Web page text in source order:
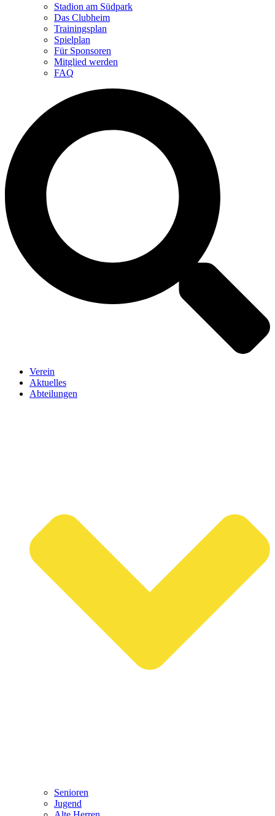
Stadion am Südpark
Das Clubheim
Trainingsplan
Spielplan
Für Sponsoren
Mitglied werden
FAQ
Verein
Aktuelles
Abteilungen
Senioren
Jugend